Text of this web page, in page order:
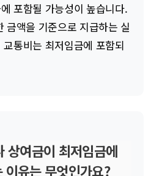
포함될 가능성이 높습니다.
금액을 기준으로 지급하는 실
통비는 최저임금에 포함되
상여금이 최저임금에
이유는 무엇인가요?